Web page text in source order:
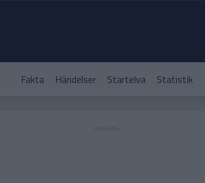
Fakta Händelser Startelva Statistik